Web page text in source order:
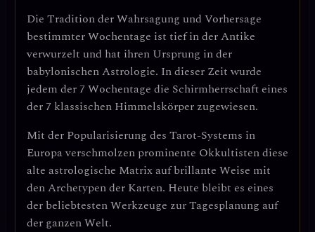
Die Tradition der Wahrsagung und Vorhersage
bestimmter Wochentage ist tief in der Antike
verwurzelt und hat ihren Ursprung in der
babylonischen Astrologie. In dieser Zeit wurde
jedem der 7 Wochentage die Schirmherrschaft eines
der 7 klassischen Himmelskörper zugewiesen.
Mit der Popularisierung des Tarot-Systems in
Europa verschmolzen prominente Okkultisten diese
alte astrologische Matrix auf brillante Weise mit
den Archetypen der Karten. Heute bleibt es eines
der beliebtesten Werkzeuge zur Tagesplanung auf
der ganzen Welt.